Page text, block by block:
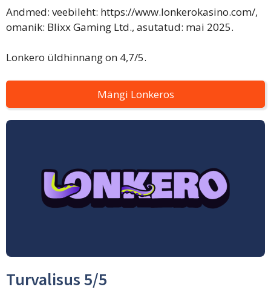
Andmed: veebileht: https://www.lonkerokasino.com/,
omanik: Blixx Gaming Ltd., asutatud: mai 2025.
Lonkero üldhinnang on 4,7/5.
Mängi Lonkeros
Turvalisus 5/5